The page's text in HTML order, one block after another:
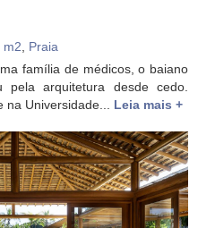
m2
Praia
família de médicos, o baiano
pela arquitetura desde cedo.
na Universidade...
Leia mais +